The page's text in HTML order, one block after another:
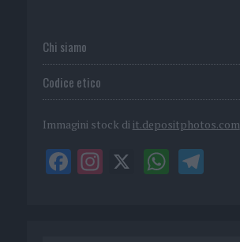
Chi siamo
Codice etico
Immagini stock di it.depositphotos.com